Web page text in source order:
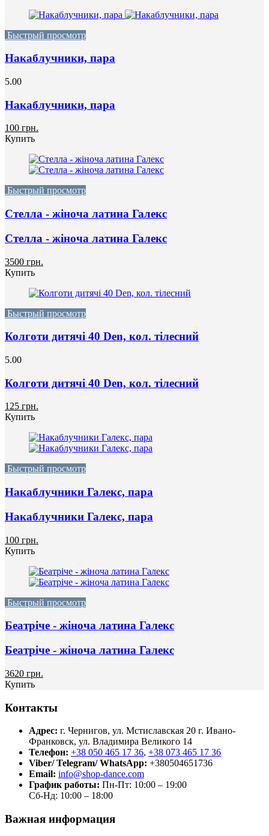
Быстрый просмотр
Накаблучники, пара
5.00
Накаблучники, пара
100 грн.
Купить
Быстрый просмотр
Стелла - жіноча латина Галекс
Стелла - жіноча латина Галекс
3500 грн.
Купить
Быстрый просмотр
Колготи дитячі 40 Den, кол. тілесний
5.00
Колготи дитячі 40 Den, кол. тілесний
125 грн.
Купить
Быстрый просмотр
Накаблучники Галекс, пара
Накаблучники Галекс, пара
100 грн.
Купить
Быстрый просмотр
Беатріче - жіноча латина Галекс
Беатріче - жіноча латина Галекс
3620 грн.
Купить
Контакты
Адрес: г. Чернигов, ул. Мстиславская 20 г. Ивано-
Франковск, ул. Владимира Великого 14
Телефон: +38 050 465 17 36, +38 073 465 17 36
Viber/ Telegram/ WhatsApp: +380504651736
Email: info@shop-dance.com
График работы: Пн-Пт: 10:00 – 19:00
Сб-Нд: 10:00 – 18:00
Важная информация